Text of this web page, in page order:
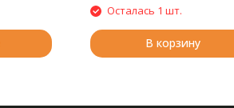
Осталась 1 шт.
В корзину